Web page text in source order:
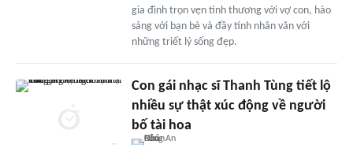
gia đình trọn vẹn tình thương với vợ con, hào
sảng với bạn bè và đầy tính nhân văn với
những triết lý sống đẹp.
Con gái nhạc sĩ Thanh Tùng tiết lộ
nhiều sự thật xúc động về người
bố tài hoa